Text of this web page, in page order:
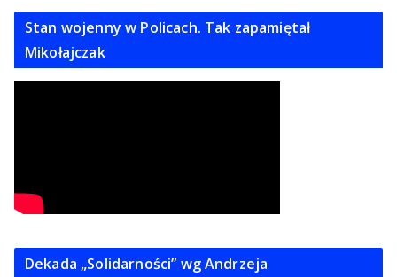
Stan wojenny w Policach. Tak zapamiętał
Mikołajczak
Dekada „Solidarności” wg Andrzeja